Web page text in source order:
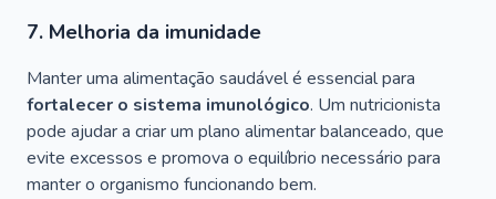
7. Melhoria da imunidade
Manter uma alimentação saudável é essencial para
fortalecer o sistema imunológico. Um nutricionista
pode ajudar a criar um plano alimentar balanceado, que
evite excessos e promova o equilíbrio necessário para
manter o organismo funcionando bem.